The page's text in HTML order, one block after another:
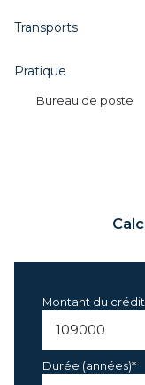
Transports
Pratique
Bureau de poste
Montant du
Durée (années)*